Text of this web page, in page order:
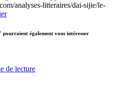
analyses-litteraires/dai-sijie/le-
également vous intéresser
de lecture